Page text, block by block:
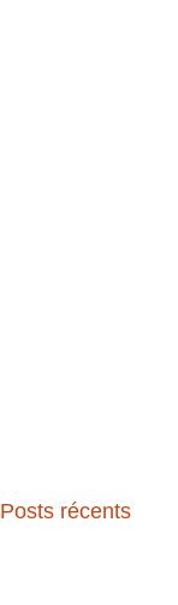
Posts récents